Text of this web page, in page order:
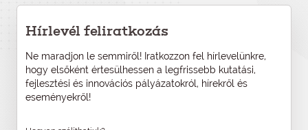
Hírlevél feliratkozás
Ne maradjon le semmiről! Iratkozzon fel hírlevelünkre,
hogy elsőként értesülhessen a legfrissebb kutatási,
fejlesztési és innovációs pályázatokról, hírekről és
eseményekről!